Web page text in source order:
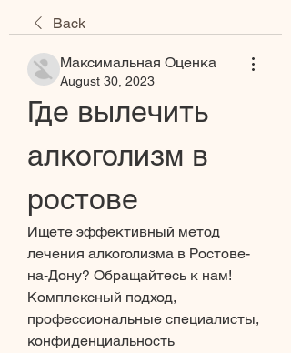
Back
Максимальная Оценка
August 30, 2023
Где вылечить
алкоголизм в
ростове
Ищете эффективный метод
лечения алкоголизма в Ростове-
на-Дону? Обращайтесь к нам!
Комплексный подход,
профессиональные специалисты,
конфиденциальность